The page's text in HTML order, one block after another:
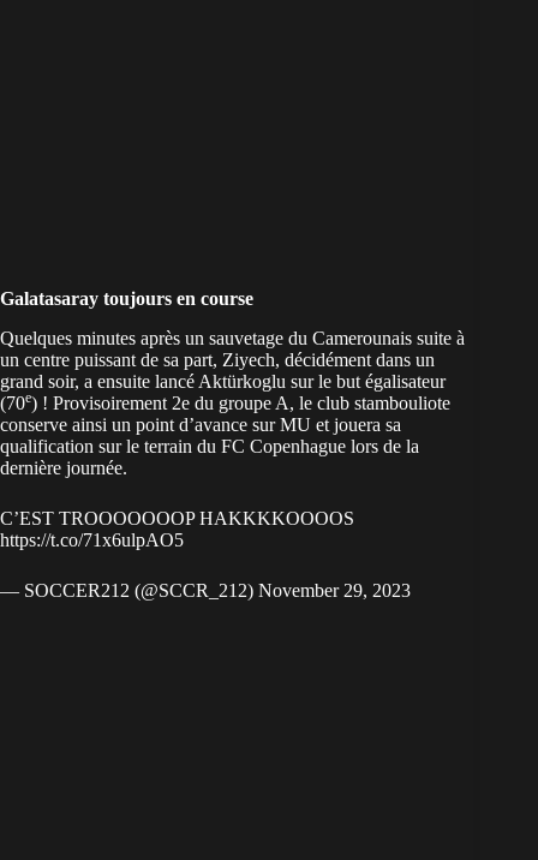
Galatasaray toujours en course
Quelques minutes après un sauvetage du Camerounais suite à
un centre puissant de sa part, Ziyech, décidément dans un
grand soir, a ensuite lancé Aktürkoglu sur le but égalisateur
(70e) ! Provisoirement 2e du groupe A, le club stambouliote
conserve ainsi un point d’avance sur MU et jouera sa
qualification sur le terrain du FC Copenhague lors de la
dernière journée.
C’EST TROOOOOOOP HAKKKKOOOOS
https://t.co/71x6ulpAO5
— SOCCER212 (@SCCR_212) November 29, 2023